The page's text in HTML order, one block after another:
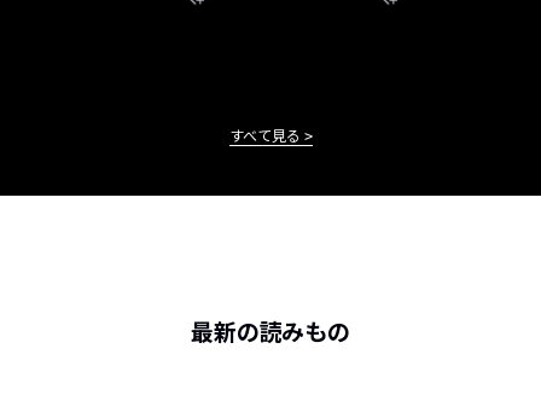
すべて見る
最新の読みもの